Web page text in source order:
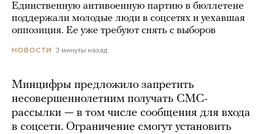
Единственную антивоенную партию в бюллетене
поддержали молодые люди в соцсетях и уехавшая
оппозиция. Ее уже требуют снять с выборов
НОВОСТИ 3 минуты назад
Минцифры предложило запретить
несовершеннолетним получать СМС-
рассылки — в том числе сообщения для входа
в соцсети. Ограничение смогут установить